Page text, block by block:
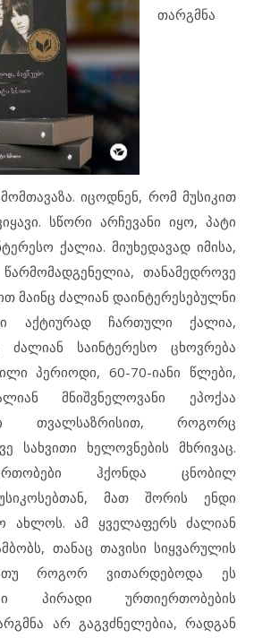
თარგმნა
იცოდნენ, რომ მუსიკით
სწორი არჩევანი იყო, პატი
ქალია. მიუხედავად იმისა,
თანამედროვე
მაინც ძალიან დაინტერესებულნი
აქტიურად ჩართული ქალია,
ძალიან საინტერესო ცხოვრება
პერიოდი, 60-70-იანი წლები,
მნიშვნელოვანი ეპოქაა
თვალსაზრისით, როგორც
სახვითი ხელოვნების მხრივაც.
ჰქონდა ცნობილ
მათ შორის ენდი
ახლოს. ამ ყველაფერს ძალიან
თანაც თავისი სიყვარულის
თუ როგორ ვითარდებოდა ეს
პირადი ურთიერთობების
არ გაგვძნელებია, რადგან